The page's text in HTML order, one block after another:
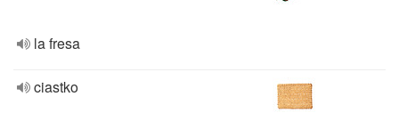
la fresa
ciastko